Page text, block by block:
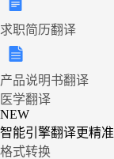
求职简历翻译
产品说明书翻译
医学翻译
NEW
智能引擎翻译更精
格式转换